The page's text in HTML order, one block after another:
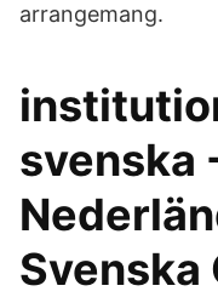
arrangemang.
svenska
Svenska